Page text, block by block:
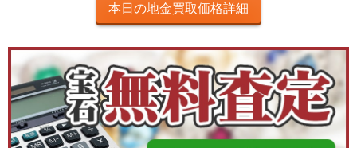
本日の地金買取価格詳細